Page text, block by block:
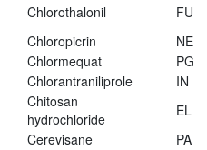
Chlorothalonil
FU
Chloropicrin
NE
Chlormequat
PG
Chlorantraniliprole
IN
Chitosan
hydrochloride
EL
Cerevisane
PA